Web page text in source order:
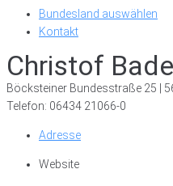
Bundesland auswählen
Kontakt
Christof
Böcksteiner Bundesstraße 25 |
Telefon: 06434 21066-0
Adresse
Website